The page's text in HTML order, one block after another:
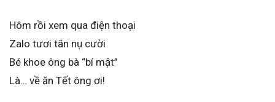
Hôm rồi xem qua điện thoại
Zalo tươi tắn nụ cười
Bé khoe ông bà “bí mật”
Là… về ăn Tết ông ơi!